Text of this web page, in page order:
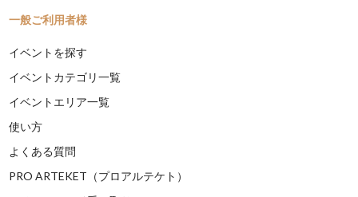
一般ご利用者様
イベントを探す
イベントカテゴリ一覧
イベントエリア一覧
使い方
よくある質問
PRO ARTEKET（プロアルテケト）